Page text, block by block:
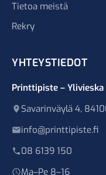
Tietoa meistä
Rekry
YHTEYSTIEDOT
Printtipiste – Ylivieska
Savarinväylä 4,
info@printtipiste.fi
08 6139 150
Ma–Pe 8–16